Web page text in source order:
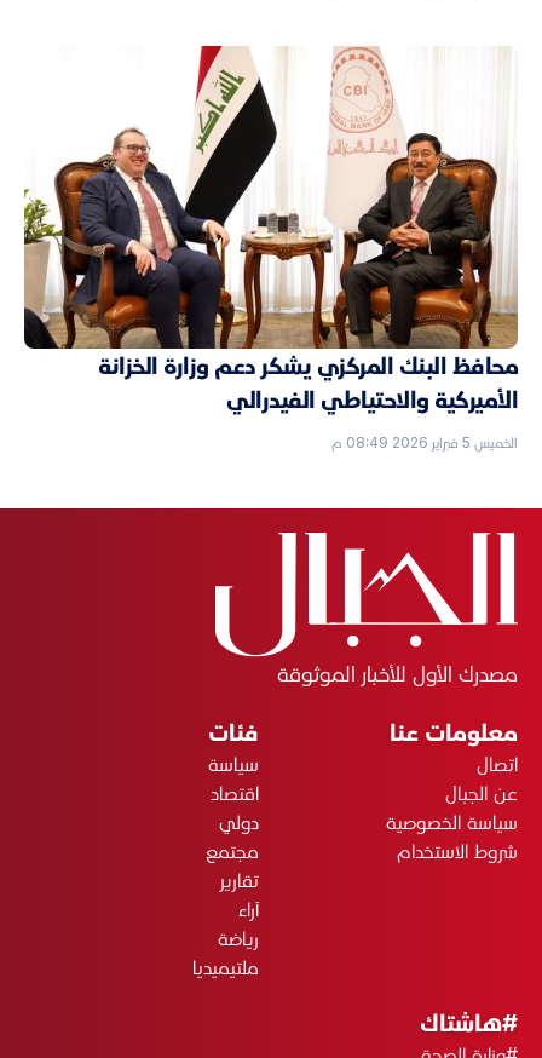
محافظ البنك المركزي يشكر دعم وزارة الخزانة
الأميركية والاحتياطي الفيدرالي
الخميس 5 فبراير 2026 08:49 م
مصدرك الأول للأخبار الموثوقة
معلومات عنا
اتصال
عن الجبال
سياسة الخصوصية
شروط الاستخدام
فئات
سياسة
اقتصاد
دولي
مجتمع
تقارير
آراء
رياضة
ملتيميديا
#هاشتاك